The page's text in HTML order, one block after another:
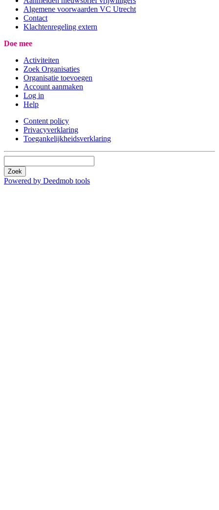
Algemene voorwaarden VC Utrecht
Contact
Klachtenregeling extern
Doe mee
Activiteiten
Zoek Organisaties
Organisatie toevoegen
Account aanmaken
Log in
Help
Content policy
Privacyverklaring
Toegankelijkheidsverklaring
Zoek
Powered by Deedmob tools